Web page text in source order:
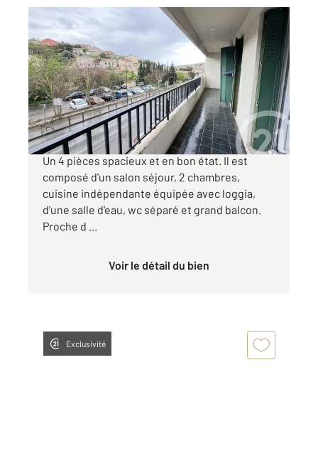
SEPTEMES LES VALLONS 13
71 m , 4 pièces
Ref : 12108
Appartement F4 à vendre
149 000 €
SEPTEMES LES VALLONS Résidence du Vallon
Un 4 pièces spacieux et en bon état. Il est
composé d'un salon séjour, 2 chambres,
cuisine indépendante équipée avec loggia,
d'une salle d'eau, wc séparé et grand balcon.
Proche d ...
Voir le détail du bien
Exclusivité